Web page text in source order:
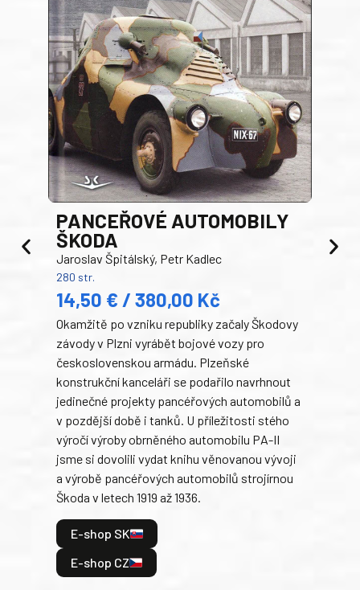
PANCEŘOVÉ AUTOMOBILY
ŠKODA
Jaroslav Špitálský, Petr Kadlec
280 str.
14,50 € / 380,00 Kč
Okamžitě po vzniku republiky začaly Škodovy
závody v Plzni vyrábět bojové vozy pro
československou armádu. Plzeňské
konstrukční kanceláři se podařilo navrhnout
jedinečné projekty pancéřových automobilů a
v pozdější době i tanků. U příležitosti stého
výročí výroby obrněného automobilu PA-II
jsme si dovolili vydat knihu věnovanou vývoji
a výrobě pancéřových automobilů strojírnou
Škoda v letech 1919 až 1936.
E-shop SK
E-shop CZ